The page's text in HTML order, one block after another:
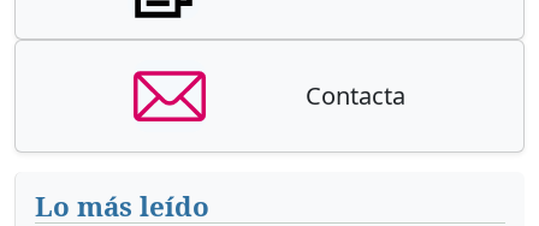
Contacta
Lo más leído